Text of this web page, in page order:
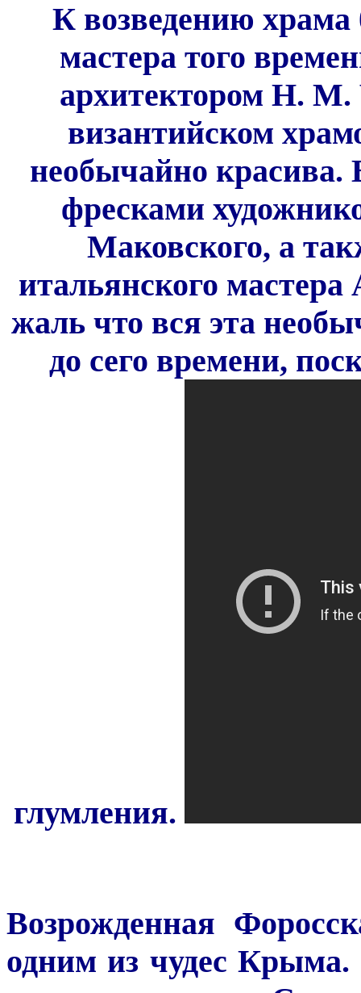
К возведению
мастера того
архитектором Н.
византийском
необычайно красива.
фресками
Маковского, а
итальянского
жаль что вся эта
до сего времени,
глумления.
Возрожденная
одним из чудес